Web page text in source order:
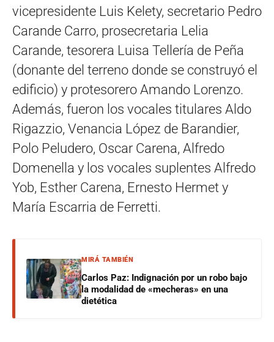
vicepresidente Luis Kelety, secretario Pedro
Carande Carro, prosecretaria Lelia
Carande, tesorera Luisa Tellería de Peña
(donante del terreno donde se construyó el
edificio) y protesorero Amando Lorenzo.
Además, fueron los vocales titulares Aldo
Rigazzio, Venancia López de Barandier,
Polo Peludero, Oscar Carena, Alfredo
Domenella y los vocales suplentes Alfredo
Yob, Esther Carena, Ernesto Hermet y
María Escarria de Ferretti.
MIRÁ TAMBIÉN
Carlos Paz: Indignación por un robo bajo
la modalidad de «mecheras» en una
dietética